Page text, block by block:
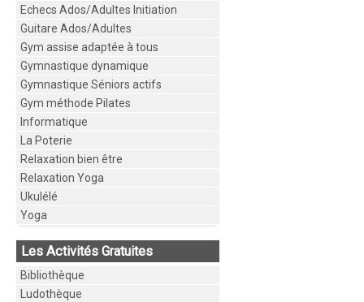
Echecs Ados/Adultes Initiation
Guitare Ados/Adultes
Gym assise adaptée à tous
Gymnastique dynamique
Gymnastique Séniors actifs
Gym méthode Pilates
Informatique
La Poterie
Relaxation bien être
Relaxation Yoga
Ukulélé
Yoga
Les Activités Gratuites
Bibliothèque
Ludothèque